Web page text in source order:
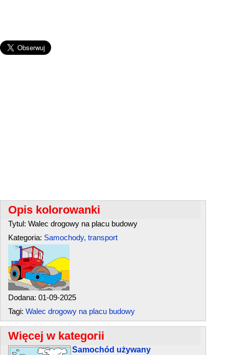
Opis kolorowanki
Tytul: Walec drogowy na placu budowy
Kategoria: Samochody, transport
Dodana: 01-09-2025
Tagi: Walec drogowy na placu budowy
Więcej w kategorii
Samochód używany